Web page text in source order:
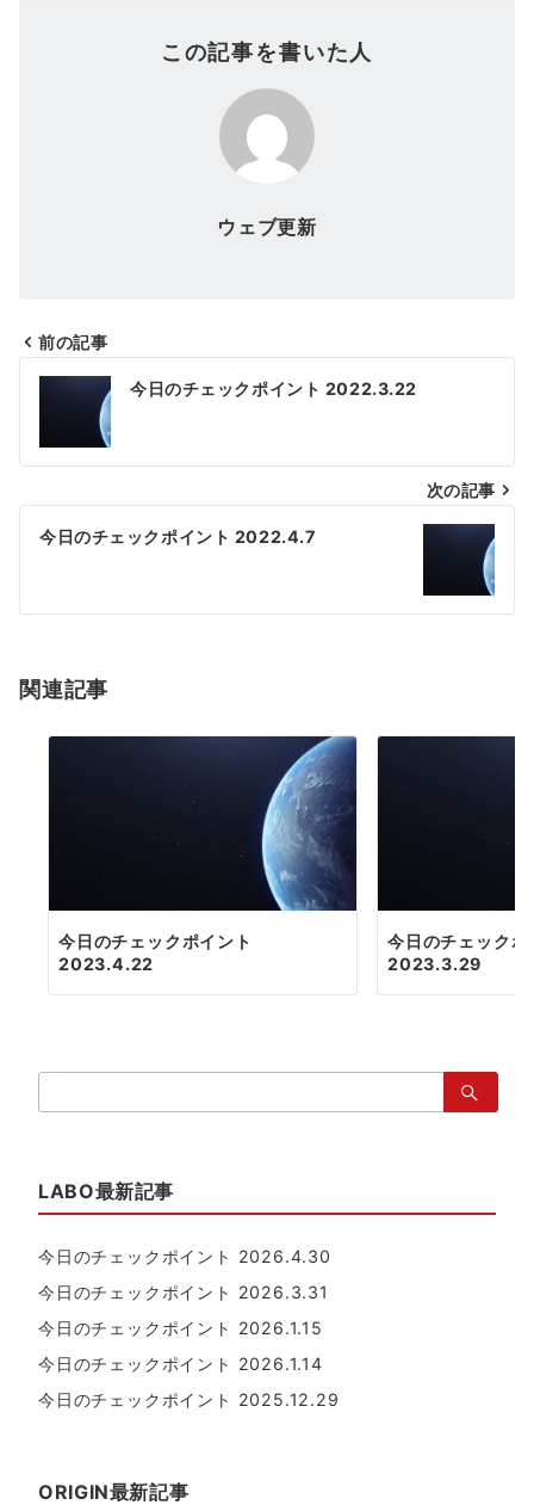
この記事を書いた人
ウェブ更新
投
ナ
ビ
ゲ
シ
ン
前の記事
今日のチェックポイント 2022.3.22
次の記事
今日のチェックポイント 2022.4.7
関連記事
今日のチェックポイント
2023.4.22
今日のチェックポ
2023.3.29
索：
LABO最新記事
今日のチェックポイント 2026.4.30
今日のチェックポイント 2026.3.31
今日のチェックポイント 2026.1.15
今日のチェックポイント 2026.1.14
今日のチェックポイント 2025.12.29
ORIGIN最新記事